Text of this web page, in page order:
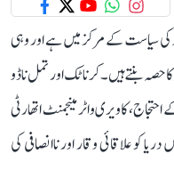
کی سیاست کے مرکز میں ہے اور وہی
کا حصہ بنتے ہیں۔ کرناٹک اور تمل ناڈو
کاویری واٹر مینجمنٹ اتھارٹی
کو علاقائی وقار اور ناانصافی کی